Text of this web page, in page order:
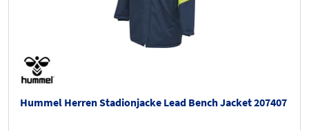
Hummel Herren Stadionjacke Lead Bench Jacket 207407